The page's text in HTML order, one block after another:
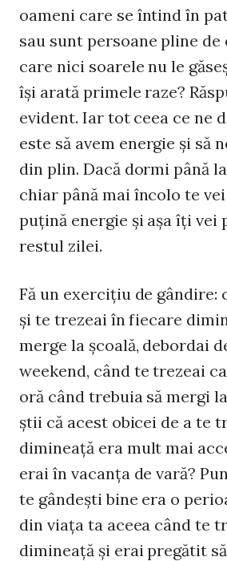
oameni care se întind în
sau sunt persoane pline de
care nici soarele nu le
îşi arată primele raze?
evident. Iar tot ceea ce ne
este să avem energie şi să
din plin. Dacă dormi până
chiar până mai încolo te
puţină energie şi aşa îţi vei
restul zilei.
Fă un exerciţiu de gândire:
şi te trezeai în fiecare
merge la şcoală, debordai
weekend, când te trezeai
oră când trebuia să mergi
ştii că acest obicei de a te
dimineaţă era mult mai
erai în vacanţa de vară?
te gândeşti bine era o
din viaţa ta aceea când te
dimineaţă şi erai pregătit